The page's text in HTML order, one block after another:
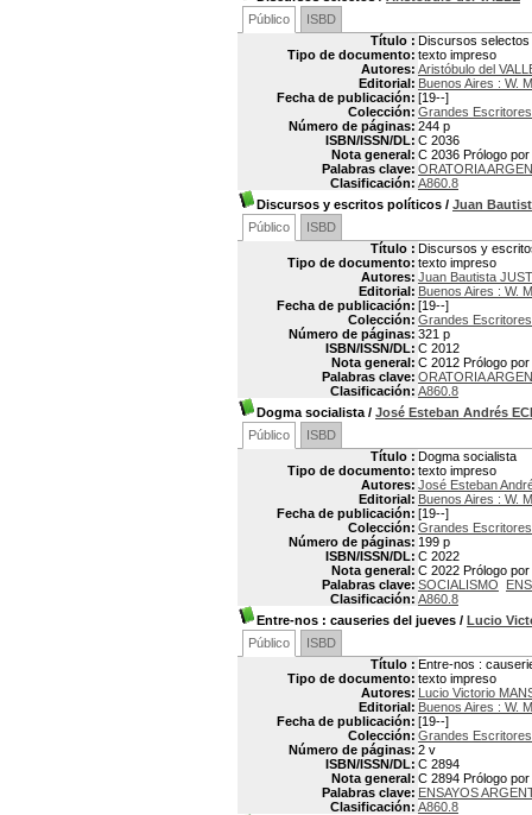
Público
ISBD
Título : Discursos selectos
Tipo de documento: texto impreso
Autores: Aristóbulo del
Editorial: Buenos Aires : W.
Fecha de publicación: [19--]
Colección: Grandes
Número de páginas: 244 p
ISBN/ISSN/DL: C 2036
Nota general: C 2036 Prólogo
Palabras clave: ORATORIA
Clasificación: A860.8
Discursos y escritos políticos / Juan
Público
ISBD
Título : Discursos y
Tipo de documento: texto impreso
Autores: Juan Bautista
Editorial: Buenos Aires : W.
Fecha de publicación: [19--]
Colección: Grandes
Número de páginas: 321 p
ISBN/ISSN/DL: C 2012
Nota general: C 2012 Prólogo
Palabras clave: ORATORIA
Clasificación: A860.8
Dogma socialista / José Esteban Andrés
Público
ISBD
Título : Dogma socialista
Tipo de documento: texto impreso
Autores: José Esteban
Editorial: Buenos Aires : W.
Fecha de publicación: [19--]
Colección: Grandes
Número de páginas: 199 p
ISBN/ISSN/DL: C 2022
Nota general: C 2022 Prólogo
Palabras clave: SOCIALISMO
Clasificación: A860.8
Entre-nos : causeries del jueves / Lucio
Público
ISBD
Título : Entre-nos :
Tipo de documento: texto impreso
Autores: Lucio Victorio
Editorial: Buenos Aires : W.
Fecha de publicación: [19--]
Colección: Grandes
Número de páginas: 2 v
ISBN/ISSN/DL: C 2894
Nota general: C 2894 Prólogo
Palabras clave: ENSAYOS
Clasificación: A860.8